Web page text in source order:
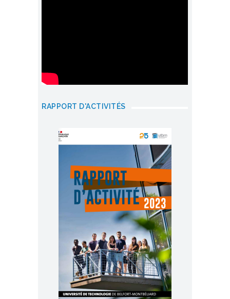
RAPPORT D'ACTIVITÉS